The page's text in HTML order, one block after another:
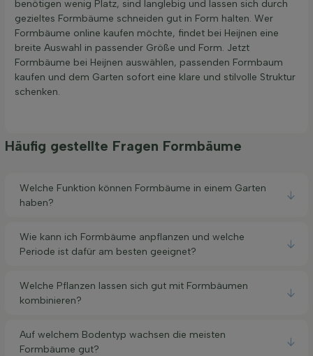
benötigen wenig Platz, sind langlebig und lassen sich durch
gezieltes Formbäume schneiden gut in Form halten. Wer
Formbäume online kaufen möchte, findet bei Heijnen eine
breite Auswahl in passender Größe und Form. Jetzt
Formbäume bei Heijnen auswählen, passenden Formbaum
kaufen und dem Garten sofort eine klare und stilvolle Struktur
schenken.
Häufig gestellte Fragen Formbäume
Welche Funktion können Formbäume in einem Garten
haben?
Wie kann ich Formbäume anpflanzen und welche
Periode ist dafür am besten geeignet?
Welche Pflanzen lassen sich gut mit Formbäumen
kombinieren?
Auf welchem Bodentyp wachsen die meisten
Formbäume gut?